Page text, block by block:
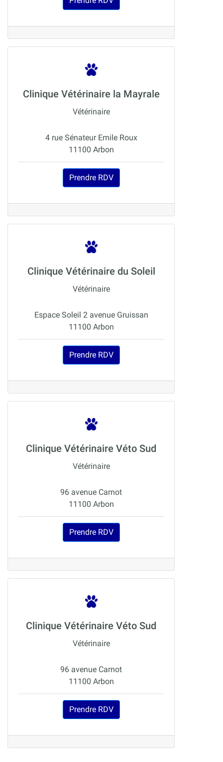
Clinique Vétérinaire la Mayrale
Vétérinaire
4 rue Sénateur Emile Roux
11100 Arbon
Prendre RDV
Clinique Vétérinaire du Soleil
Vétérinaire
Espace Soleil 2 avenue Gruissan
11100 Arbon
Prendre RDV
Clinique Vétérinaire Véto Sud
Vétérinaire
96 avenue Carnot
11100 Arbon
Prendre RDV
Clinique Vétérinaire Véto Sud
Vétérinaire
96 avenue Carnot
11100 Arbon
Prendre RDV